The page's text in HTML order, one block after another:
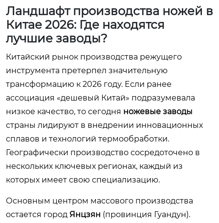
Ландшафт производства ножей в
Китае 2026: Где находятся
лучшие заводы?
Китайский рынок производства режущего
инструмента претерпел значительную
трансформацию к 2026 году. Если ранее
ассоциация «дешевый Китай» подразумевала
низкое качество, то сегодня ножевые заводы
страны лидируют в внедрении инновационных
сплавов и технологий термообработки.
Географически производство сосредоточено в
нескольких ключевых регионах, каждый из
которых имеет свою специализацию.
Основным центром массового производства
остается город Янцзян (провинция Гуандун).